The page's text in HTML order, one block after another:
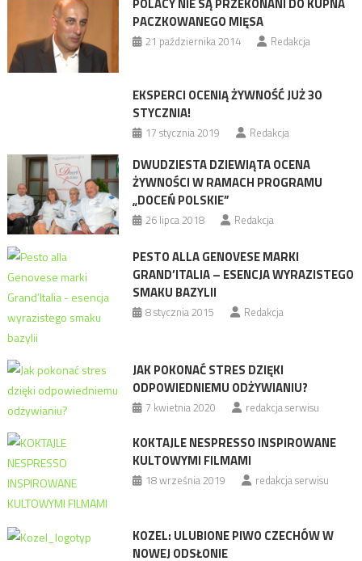
PACZKOWANEGO MIĘSA
21 października 2014 Redakcja
EKSPERCI OCENIĄ ŻYWNOŚĆ JUŻ 30
STYCZNIA!
17 stycznia 2019 Redakcja
DWUDZIESTA DZIEWIĄTA OCENA
ŻYWNOŚCI W RAMACH PROGRAMU
„DOCEŃ POLSKIE”
26 lipca 2018 Redakcja
PESTO ALLA GENOVESE MARKI
GRAND’ITALIA – ESENCJA WYRAZISTEGO
SMAKU BAZYLII
8 stycznia 2015 Redakcja
JAK POKONAĆ STRES DZIĘKI
ODPOWIEDNIEMU ODŻYWIANIU?
7 kwietnia 2020 redakcja serwisu
KOKTAJLE NESPRESSO INSPIROWANE
KULTOWYMI FILMAMI
18 września 2019 redakcja serwisu
KOZEL: ULUBIONE PIWO CZECHÓW W
NOWEJ ODSŁONIE